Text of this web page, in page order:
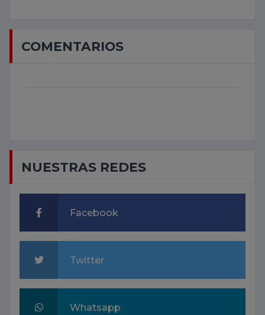
COMENTARIOS
NUESTRAS REDES
Facebook
Twitter
Whatsapp